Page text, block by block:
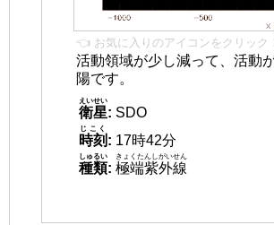
👈 お気に入りのアイコンをクリック！
活動領域が少し減って、活動
陽です。
衛星
えいせい
: SDO
時刻
じこく
: 17時42分
種類
しゅるい
: 極端紫外線
きょくたんしがいせん